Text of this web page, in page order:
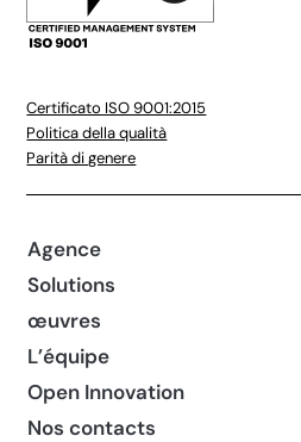
Certificato ISO 9001:2015
Politica della qualità
Parità di genere
Agence
Solutions
œuvres
L’équipe
Open Innovation
Nos contacts